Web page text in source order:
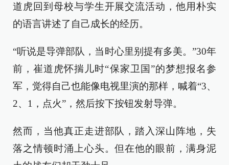
道虎回到母校与学生开展交流活动，他用朴实
的语言讲述了自己成长的经历。
“听说是导弹部队，当时心里别提有多美。”30年
前，崔道虎怀揣儿时“保家卫国”的梦想报名参
军，觉得自己也能像电视里演的那样，喊着“3、
2、1，点火”，然后按下按钮发射导弹。
然而，当他真正走进部队，踏入深山阵地，失
落之情顿时涌上心头。但在他的眼前，满身泥